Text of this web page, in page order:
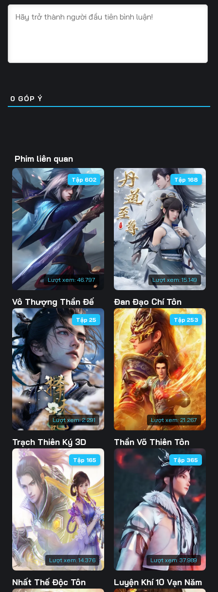
25 26
31 32 33
37 38 39
46 47 48
49 50 51
52 53 54
55 57
58 60
61 63
64 66
69
70 71 72
73 74 75
76 77 78
79 80 81
82 83 84
86 87
88 90
91 92 93
94 95 96
97 98 99
100 101 102
103 105
0 GÓP Ý
Phim liên quan
Lượt xem: 46.797
Tập 602
Vô Thượng Thần Đế
Lượt xem: 15.149
Tập 168
Đan Đạo Chí Tôn
Lượt xem:2.291
Tập 25
Trạch Thiên Ký 3D
Lượt xem: 21.267
Tập 253
Thần Võ Thiên Tôn
Lượt xem: 14.376
Tập 165
Nhất Thế Độc Tôn
Lượt xem: 37.989
Tập 365
Luyện Khí 10 Vạn Năm